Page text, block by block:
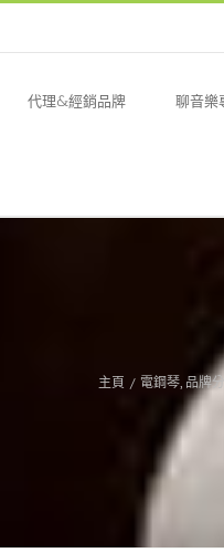
代理&經銷品牌 聊音樂
主頁 / 電鋼琴, 品牌